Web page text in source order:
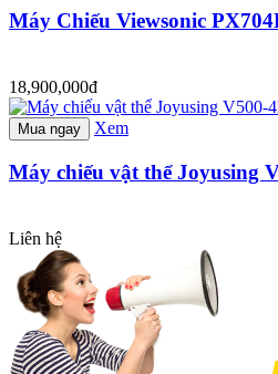
Máy Chiếu Viewsonic
18,900,000đ
Mua ngay Xem
Máy chiếu vật thể Joyusing
Liên hệ